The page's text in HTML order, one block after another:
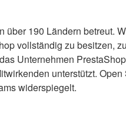
190 Ländern betreut.
vollständig zu besitzen,
Unternehmen
unterstützt.
widerspiegelt.